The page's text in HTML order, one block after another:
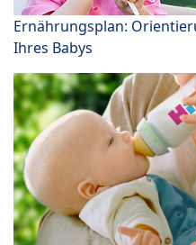
Ernährungsplan:
Ihres Babys